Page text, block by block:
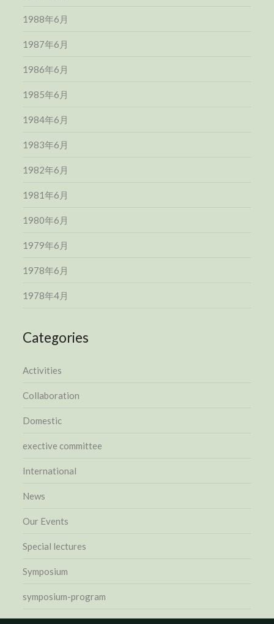
1988年6月
1987年6月
1986年6月
1985年6月
1984年6月
1983年6月
1982年6月
1981年6月
1980年6月
1979年6月
1978年6月
1978年4月
Categories
Activities
Collaboration
Domestic
exective committee
International
News
Our Events
Special lectures
Symposium
symposium-program